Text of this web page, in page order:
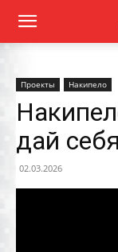
Проекты Накипело
дай
02.03.2026